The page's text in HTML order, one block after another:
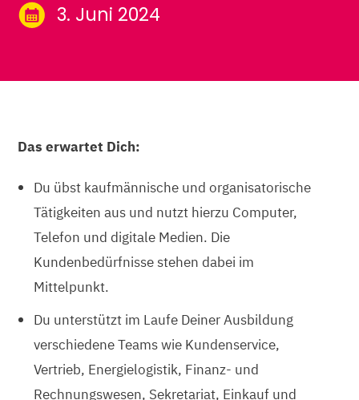
3. Juni 2024
Das erwartet Dich:
Du übst kaufmännische und organisatorische
Tätigkeiten aus und nutzt hierzu Computer,
Telefon und digitale Medien. Die
Kundenbedürfnisse stehen dabei im
Mittelpunkt.
Du unterstützt im Laufe Deiner Ausbildung
verschiedene Teams wie Kundenservice,
Vertrieb, Energielogistik, Finanz- und
Rechnungswesen, Sekretariat, Einkauf und